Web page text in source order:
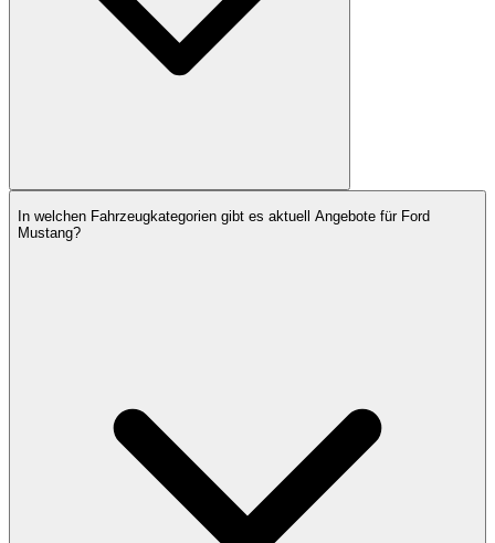
In welchen Fahrzeugkategorien gibt es aktuell Angebote für Ford
Mustang?